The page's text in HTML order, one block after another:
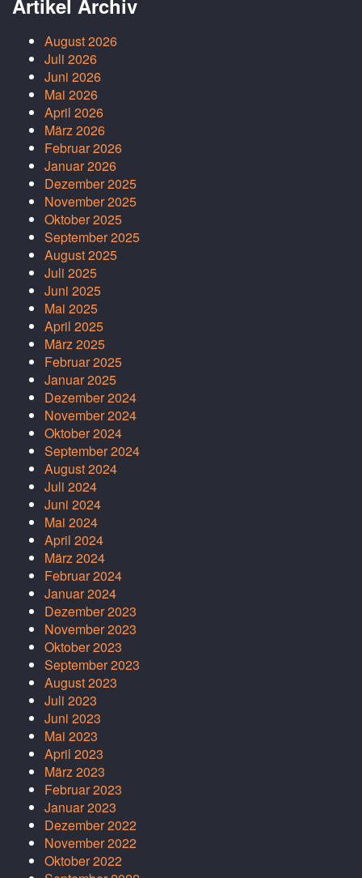
Artikel Archiv
August 2026
Juli 2026
Juni 2026
Mai 2026
April 2026
März 2026
Februar 2026
Januar 2026
Dezember 2025
November 2025
Oktober 2025
September 2025
August 2025
Juli 2025
Juni 2025
Mai 2025
April 2025
März 2025
Februar 2025
Januar 2025
Dezember 2024
November 2024
Oktober 2024
September 2024
August 2024
Juli 2024
Juni 2024
Mai 2024
April 2024
März 2024
Februar 2024
Januar 2024
Dezember 2023
November 2023
Oktober 2023
September 2023
August 2023
Juli 2023
Juni 2023
Mai 2023
April 2023
März 2023
Februar 2023
Januar 2023
Dezember 2022
November 2022
Oktober 2022